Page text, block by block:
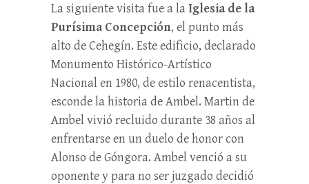
La siguiente visita fue a la Iglesia de la
Purísima Concepción, el punto más
alto de Cehegín. Este edificio, declarado
Monumento Histórico-Artístico
Nacional en 1980, de estilo renacentista,
esconde la historia de Ambel. Martin de
Ambel vivió recluido durante 38 años al
enfrentarse en un duelo de honor con
Alonso de Góngora. Ambel venció a su
oponente y para no ser juzgado decidió